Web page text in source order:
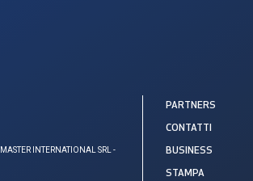
INTERNATIONAL SRL -
PARTNERS
CONTATTI
BUSINESS
STAMPA